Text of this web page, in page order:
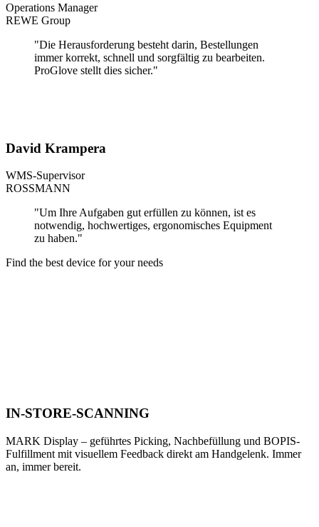
Operations Manager
REWE Group
"Die Herausforderung besteht darin, Bestellungen
immer korrekt, schnell und sorgfältig zu bearbeiten.
ProGlove stellt dies sicher."
David Krampera
WMS-Supervisor
ROSSMANN
"Um Ihre Aufgaben gut erfüllen zu können, ist es
notwendig, hochwertiges, ergonomisches Equipment
zu haben."
Find the best device for your needs
IN-STORE-SCANNING
MARK Display – geführtes Picking, Nachbefüllung und BOPIS-
Fulfillment mit visuellem Feedback direkt am Handgelenk. Immer
an, immer bereit.